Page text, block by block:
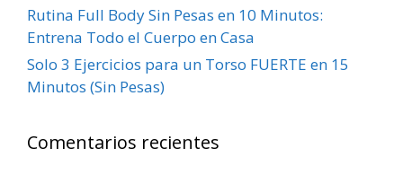
Rutina Full Body Sin Pesas en 10 Minutos:
Entrena Todo el Cuerpo en Casa
Solo 3 Ejercicios para un Torso FUERTE en 15
Minutos (Sin Pesas)
Comentarios recientes